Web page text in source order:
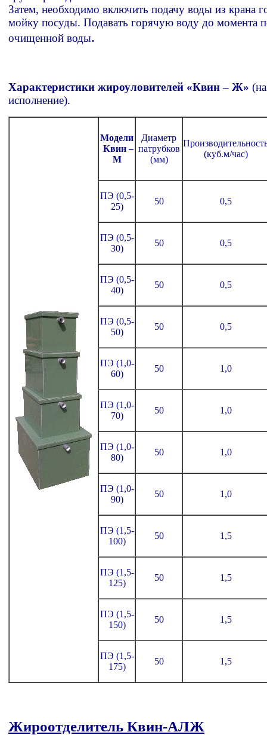
Затем, необходимо включить подачу воды из крана
мойку посуды. Подавать горячую воду до момента
очищенной воды.
Характеристики жироуловителей «Квин – Ж»
исполнение).
Модели
Квин –
М
Диаметр
патрубков
(мм)
(куб.м/час)
ПЭ (0,5-
25)
50 0,5
ПЭ (0,5-
30)
50 0,5
ПЭ (0,5-
40)
50 0,5
ПЭ (0,5-
50)
50 0,5
ПЭ (1,0-
60)
50 1,0
ПЭ (1,0-
70)
50 1,0
ПЭ (1,0-
80)
50 1,0
ПЭ (1,0-
90)
50 1,0
ПЭ (1,5-
100)
50 1,5
ПЭ (1,5-
125)
50 1,5
ПЭ (1,5-
150)
50 1,5
ПЭ (1,5-
175)
50 1,5
Жироотделитель Квин-АЛЖ